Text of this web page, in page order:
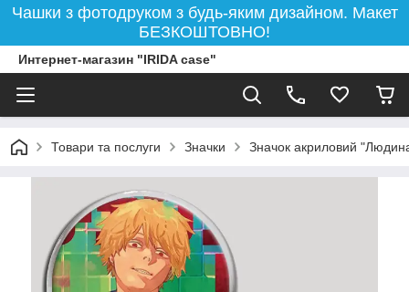
Чашки з фотодруком з будь-яким дизайном. Макет
БЕЗКОШТОВНО!
Интернет-магазин "IRIDA case"
Товари та послуги Значки Значок акриловий